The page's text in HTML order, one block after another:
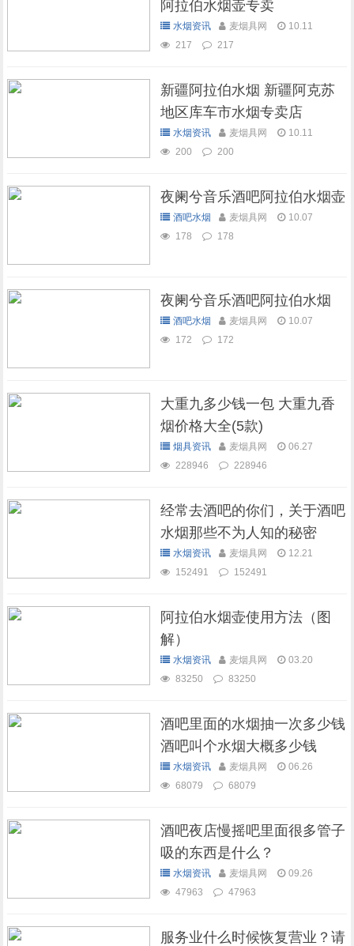
阿拉伯水烟壶专卖
水烟资讯 麦烟具网
10.11
217
217
新疆阿拉伯水烟 新疆阿克苏
地区库车市水烟专卖店
水烟资讯 麦烟具网
10.11
200
200
夜阑兮音乐酒吧阿拉伯水烟壶
酒吧水烟 麦烟具网
10.07
178
178
夜阑兮音乐酒吧阿拉伯水烟
酒吧水烟 麦烟具网
10.07
172
172
大重九多少钱一包 大重九香
烟价格大全(5款)
烟具资讯 麦烟具网
06.27
228946
228946
经常去酒吧的你们，关于酒吧
水烟那些不为人知的秘密
水烟资讯 麦烟具网
12.21
152491
152491
阿拉伯水烟壶使用方法（图
解）
水烟资讯 麦烟具网
03.20
83250
83250
酒吧里面的水烟抽一次多少钱
酒吧叫个水烟大概多少钱
水烟资讯 麦烟具网
06.26
68079
68079
酒吧夜店慢摇吧里面很多管子
吸的东西是什么？
水烟资讯 麦烟具网
09.26
47963
47963
服务业什么时候恢复营业？请